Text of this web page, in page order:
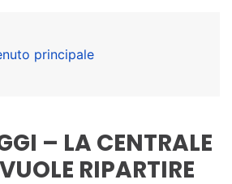
principale
– LA CENTRALE
RIPARTIRE